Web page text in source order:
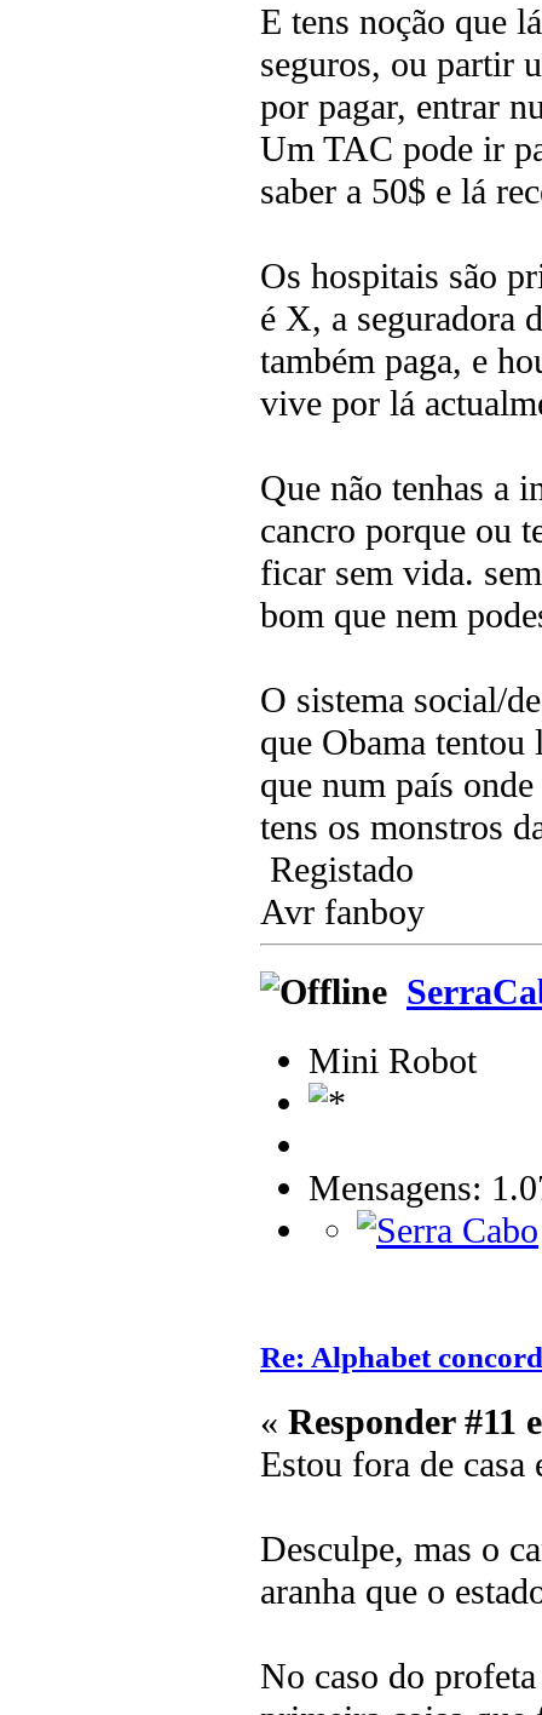
E tens noção que
seguros, ou partir
por pagar, entrar
Um TAC pode ir
saber a 50$ e lá
Os hospitais são
é X, a seguradora
também paga, e
vive por lá
Que não tenhas a
cancro porque ou
ficar sem vida.
bom que nem
O sistema social/
que Obama
que num país
tens os monstros
Registado
Avr fanboy
Mini Robot
Mensagens:
Re: Alphabet
« Responder #11
Estou fora de casa
Desculpe, mas o
aranha que o
No caso do